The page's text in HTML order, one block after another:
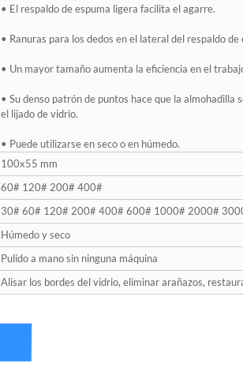
• El respaldo de espuma ligera facilita el agarre.
• Ranuras para los dedos en el lateral del respaldo
• Un mayor tamaño aumenta la eficiencia en el
• Su denso patrón de puntos hace que la
el lijado de vidrio.
• Puede utilizarse en seco o en húmedo.
100x55 mm
60# 120# 200# 400#
30# 60# 120# 200# 400# 600# 1000# 2000#
Húmedo y seco
Pulido a mano sin ninguna máquina
Alisar los bordes del vidrio, eliminar arañazos,